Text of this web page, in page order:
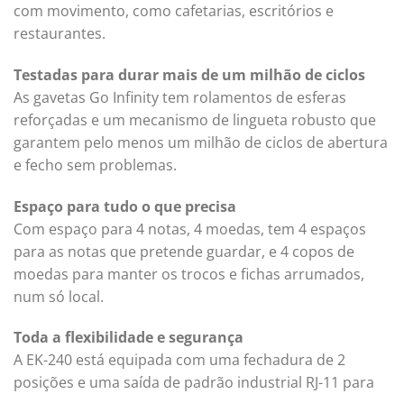
com movimento, como cafetarias, escritórios e
restaurantes.
Testadas para durar mais de um milhão de ciclos
As gavetas Go Infinity tem rolamentos de esferas
reforçadas e um mecanismo de lingueta robusto que
garantem pelo menos um milhão de ciclos de abertura
e fecho sem problemas.
Espaço para tudo o que precisa
Com espaço para 4 notas, 4 moedas, tem 4 espaços
para as notas que pretende guardar, e 4 copos de
moedas para manter os trocos e fichas arrumados,
num só local.
Toda a flexibilidade e segurança
A EK-240 está equipada com uma fechadura de 2
posições e uma saída de padrão industrial RJ-11 para